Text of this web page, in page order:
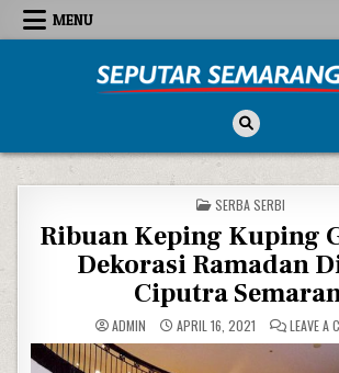
Skip to content
MENU
POSTED IN
SERBA SERBI
Ribuan Keping Kuping
Dekorasi Ramadan
Ciputra
ADMIN APRIL 16, 2021 LEAVE A